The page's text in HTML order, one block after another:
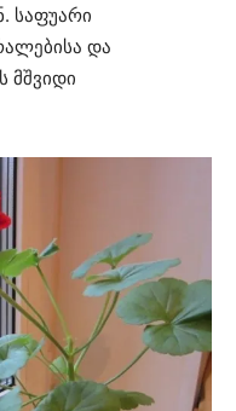
საფუარი
და
მშვიდი